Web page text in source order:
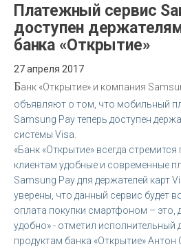
Платежный сервис
доступен
банка «Открытие»
27 апреля 2017
Банк «Открытие» и компания
объявляют о том, что мобильный
Samsung Pay теперь доступен
системы Visa.
«Банк «Открытие» всегда
клиентам удобные и современные
Samsung Pay для держателей карт
уверены, что данный сервис будет
оплата покупки смартфоном – это,
удобно» - отметил исполнительный
продуктам банка «Открытие» Антон